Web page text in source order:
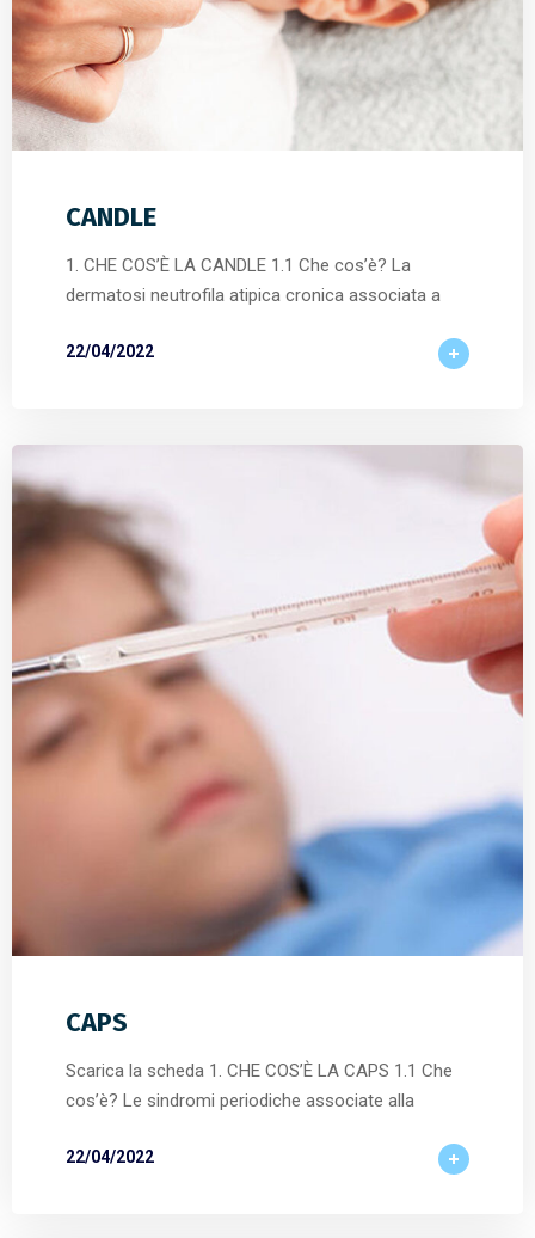
CANDLE
1. CHE COS’È LA CANDLE 1.1 Che cos’è? La
dermatosi neutrofila atipica cronica associata a
22/04/2022
CAPS
Scarica la scheda 1. CHE COS’È LA CAPS 1.1 Che
cos’è? Le sindromi periodiche associate alla
22/04/2022